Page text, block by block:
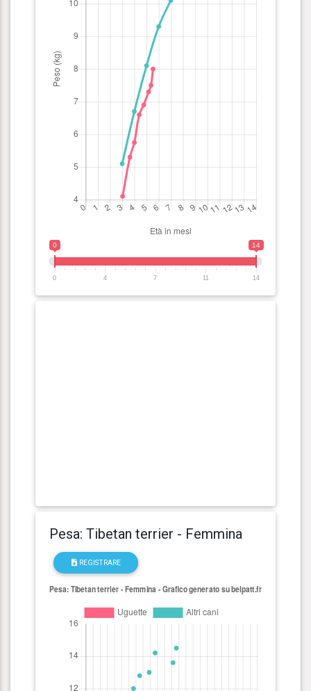
0 14
0 4 7 11 14
Pesa: Tibetan terrier - Femmina
REGISTRARE